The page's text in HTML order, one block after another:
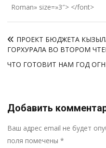
Roman» size=»3″> </font>
по
записям
ПРОЕКТ БЮДЖЕТА
ГОРХУРАЛА ВО ВТОРОМ
ЧТО ГОТОВИТ НАМ ГОД
Добавить
Ваш адрес email не будет
поля помечены *